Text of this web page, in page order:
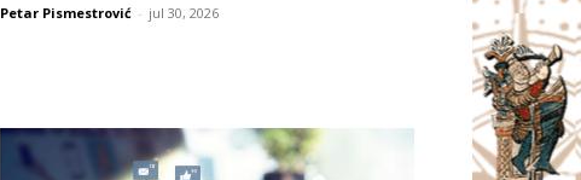
Petar Pismestrović - jul 30, 2026